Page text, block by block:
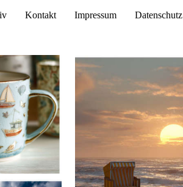
Kontakt Impressum Datenschutz